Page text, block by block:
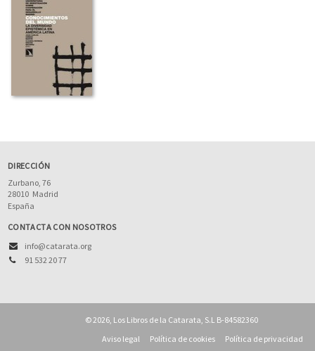
DIRECCIÓN
Zurbano, 76
28010 Madrid
España
CONTACTA CON NOSOTROS
info@catarata.org
91 532 20 77
© 2026, Los Libros de la Catarata, S.L B-84582360
Aviso legal
Política de cookies Política de privacidad